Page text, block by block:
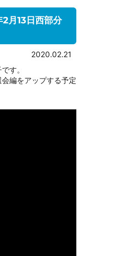
2月13日西部分
2020.02.21
す。
編をアップする予定